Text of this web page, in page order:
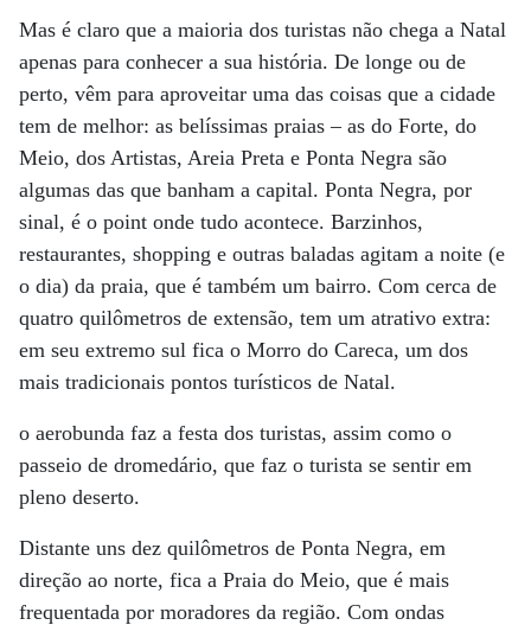
Mas é claro que a maioria dos turistas não chega a Natal
apenas para conhecer a sua história. De longe ou de
perto, vêm para aproveitar uma das coisas que a cidade
tem de melhor: as belíssimas praias – as do Forte, do
Meio, dos Artistas, Areia Preta e Ponta Negra são
algumas das que banham a capital. Ponta Negra, por
sinal, é o point onde tudo acontece. Barzinhos,
restaurantes, shopping e outras baladas agitam a noite (e
o dia) da praia, que é também um bairro. Com cerca de
quatro quilômetros de extensão, tem um atrativo extra:
em seu extremo sul fica o Morro do Careca, um dos
mais tradicionais pontos turísticos de Natal.
o aerobunda faz a festa dos turistas, assim como o
passeio de dromedário, que faz o turista se sentir em
pleno deserto.
Distante uns dez quilômetros de Ponta Negra, em
direção ao norte, fica a Praia do Meio, que é mais
frequentada por moradores da região. Com ondas